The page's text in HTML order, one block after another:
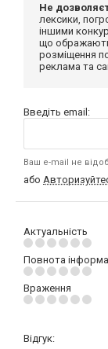
Не
лексики,
іншими
що ображають
розміщення
реклама та
Введіть email:
Ваш e-mail не
або
Актуальність
Повнота
Враження
Відгук: